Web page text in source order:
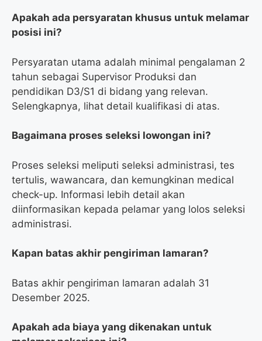
Apakah ada persyaratan khusus untuk melamar
posisi ini?
Persyaratan utama adalah minimal pengalaman 2
tahun sebagai Supervisor Produksi dan
pendidikan D3/S1 di bidang yang relevan.
Selengkapnya, lihat detail kualifikasi di atas.
Bagaimana proses seleksi lowongan ini?
Proses seleksi meliputi seleksi administrasi, tes
tertulis, wawancara, dan kemungkinan medical
check-up. Informasi lebih detail akan
diinformasikan kepada pelamar yang lolos seleksi
administrasi.
Kapan batas akhir pengiriman lamaran?
Batas akhir pengiriman lamaran adalah 31
Desember 2025.
Apakah ada biaya yang dikenakan untuk